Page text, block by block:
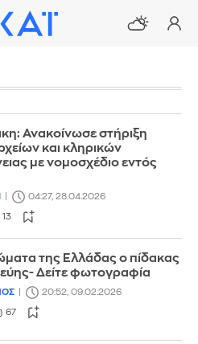
Ανακοίνωσε στήριξη
και κληρικών
με νομοσχέδιο εντός
04:27, 28.04.2026
13
της Ελλάδας ο πίδακας
Δείτε φωτογραφία
20:52, 09.02.2026
67